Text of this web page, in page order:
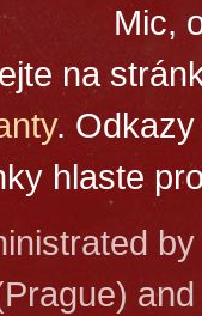
Mic,
na
.
hlaste